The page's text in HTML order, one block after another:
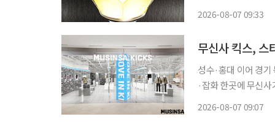
2026-08-07 09:33
무신사 킥스,
성수·홍대 이어 경
·잡화 한곳에 무신사가 슈즈 편집숍 무신사 킥스의 세 번째 매장을 스타필드 고양에 열었다.
2026-08-07 09:07